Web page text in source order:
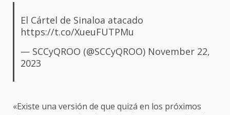
El Cártel de Sinaloa atacado
https://t.co/XueuFUTPMu
— SCCyQROO (@SCCyQROO) November 22,
2023
«Existe una versión de que quizá en los próximos